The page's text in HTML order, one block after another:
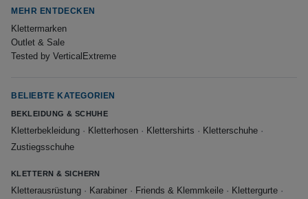
MEHR ENTDECKEN
Klettermarken
Outlet & Sale
Tested by VerticalExtreme
BELIEBTE KATEGORIEN
BEKLEIDUNG & SCHUHE
Kletterbekleidung · Kletterhosen · Klettershirts · Kletterschuhe ·
Zustiegsschuhe
KLETTERN & SICHERN
Kletterausrüstung · Karabiner · Friends & Klemmkeile · Klettergurte ·